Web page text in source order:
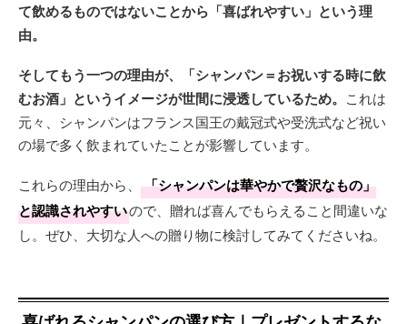
て飲めるものではないことから「喜ばれやすい」という理
由。
そしてもう一つの理由が、「シャンパン＝お祝いする時に飲
むお酒」というイメージが世間に浸透しているため。 これは
元々、シャンパンはフランス国王の戴冠式や受洗式など祝い
の場で多く飲まれていたことが影響しています。
これらの理由から、
「シャンパンは華やかで贅沢なもの」
と認識されやすいので、贈れば喜んでもらえること間違いな
し。ぜひ、大切な人への贈り物に検討してみてくださいね。